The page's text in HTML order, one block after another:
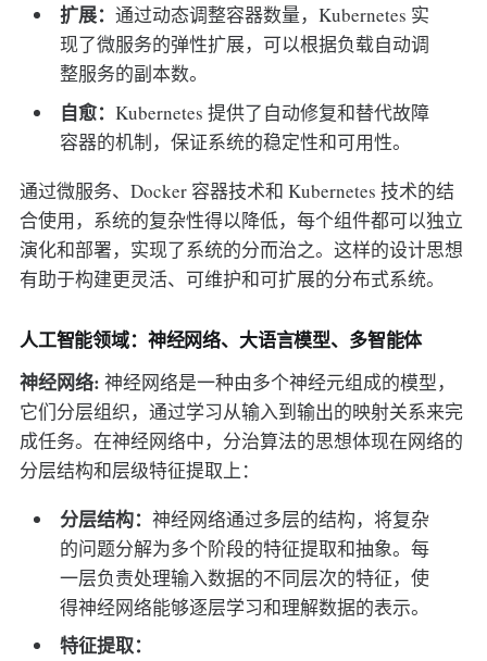
扩展：通过动态调整容器数量，Kubernetes 实
现了微服务的弹性扩展，可以根据负载自动调
整服务的副本数。
自愈：Kubernetes 提供了自动修复和替代故障
容器的机制，保证系统的稳定性和可用性。
通过微服务、Docker 容器技术和 Kubernetes 技术的结
合使用，系统的复杂性得以降低，每个组件都可以独立
演化和部署，实现了系统的分而治之。这样的设计思想
有助于构建更灵活、可维护和可扩展的分布式系统。
人工智能领域：神经网络、大语言模型、多智能体
神经网络: 神经网络是一种由多个神经元组成的模型，
它们分层组织，通过学习从输入到输出的映射关系来完
成任务。在神经网络中，分治算法的思想体现在网络的
分层结构和层级特征提取上：
分层结构：神经网络通过多层的结构，将复杂
的问题分解为多个阶段的特征提取和抽象。每
一层负责处理输入数据的不同层次的特征，使
得神经网络能够逐层学习和理解数据的表示。
特征提取：